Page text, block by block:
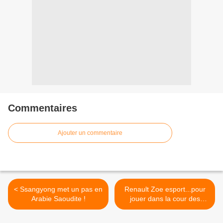
Commentaires
Ajouter un commentaire
< Ssangyong met un pas en
Arabie Saoudite !
Renault Zoe esport...pour
jouer dans la cour des
grands! >